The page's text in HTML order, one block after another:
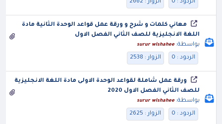
الردود : 0 الزوار : 2662
معاني كلمات و شرح و ورقة عمل قواعد الوحدة الثانية مادة
اللغة الانجليزية للصف الثاني الفصل الاول
بواسطة:surur wishahee
الردود : 0 الزوار : 2538
ورقة عمل شاملة لقواعد الوحدة الاولى مادة اللغة الانجليزية
للصف الثاني الفصل الاول 2020
بواسطة:surur wishahee
الردود : 0 الزوار : 2625